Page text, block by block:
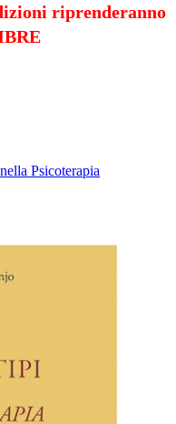
riprenderanno
Psicoterapia